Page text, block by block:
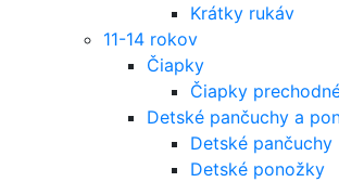
Krátky rukáv
11-14 rokov
Čiapky
Čiapky
Detské pančuchy a
Detské pančuchy
Detské ponožky